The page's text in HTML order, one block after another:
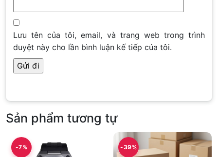
Lưu tên của tôi, email, và trang web trong trình
duyệt này cho lần bình luận kế tiếp của tôi.
Sản phẩm tương tự
-7% -39%